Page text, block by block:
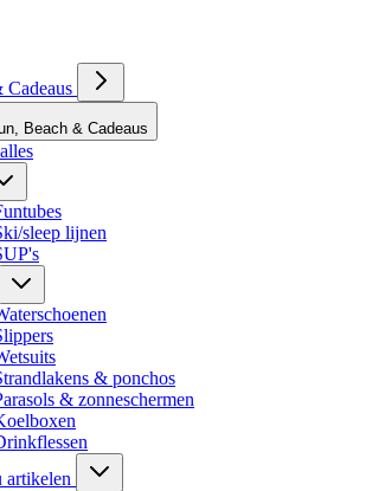
Cadeaus
Beach & Cadeaus
sleep lijnen
& ponchos
& zonneschermen
artikelen